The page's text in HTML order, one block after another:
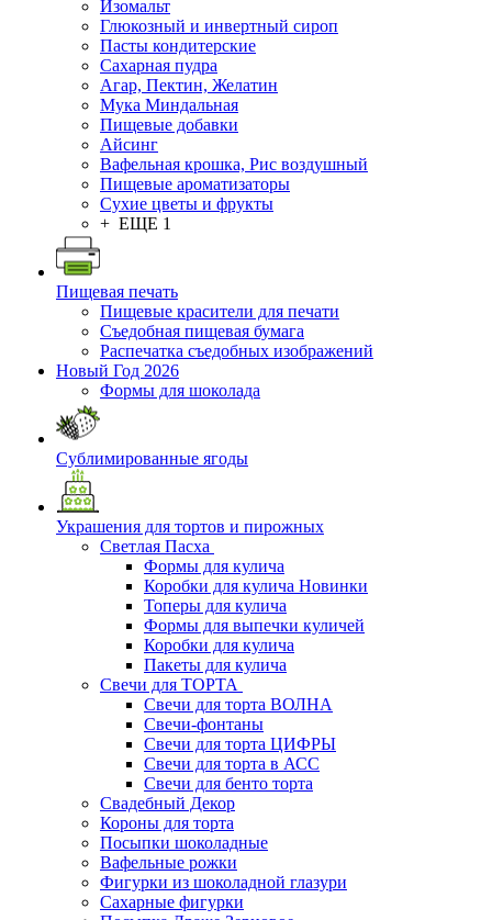
Изомальт
Глюкозный и инвертный сироп
Пасты кондитерские
Сахарная пудра
Агар, Пектин, Желатин
Мука Миндальная
Пищевые добавки
Айсинг
Вафельная крошка, Рис воздушный
Пищевые ароматизаторы
Сухие цветы и фрукты
+ ЕЩЕ 1
Пищевая печать
Пищевые красители для печати
Съедобная пищевая бумага
Распечатка съедобных изображений
Новый Год 2026
Формы для шоколада
Сублимированные ягоды
Украшения для тортов и пирожных
Светлая Пасха
Формы для кулича
Коробки для кулича Новинки
Топеры для кулича
Формы для выпечки куличей
Коробки для кулича
Пакеты для кулича
Свечи для ТОРТА
Свечи для торта ВОЛНА
Свечи-фонтаны
Свечи для торта ЦИФРЫ
Свечи для торта в АСС
Свечи для бенто торта
Свадебный Декор
Короны для торта
Посыпки шоколадные
Вафельные рожки
Фигурки из шоколадной глазури
Сахарные фигурки